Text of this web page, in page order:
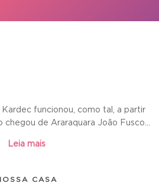
funcionou, como tal, a partir
chegou de Araraquara João Fusco...
Leia mais
CASA